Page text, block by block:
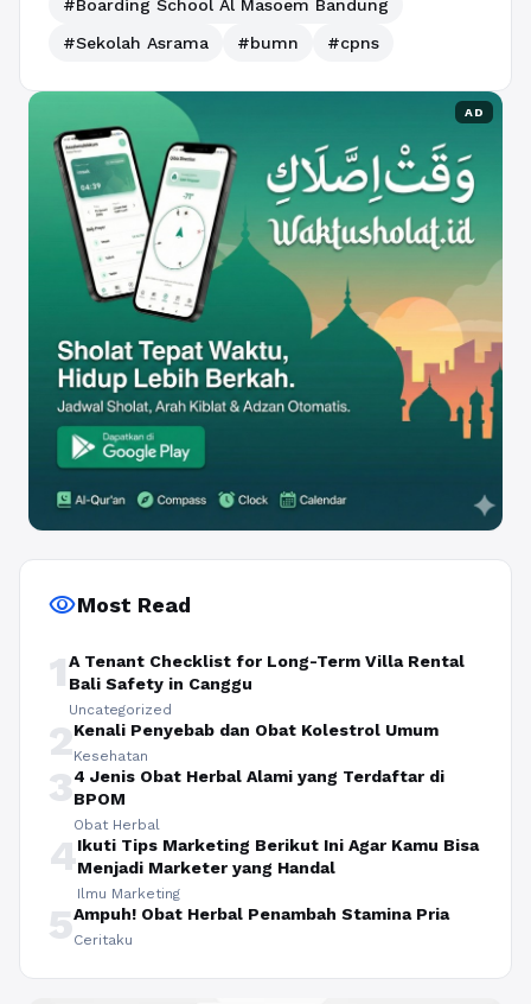
#Boarding School Al Masoem Bandung
#Sekolah Asrama
#bumn #cpns
AD
visibilityMost Read
1A Tenant Checklist for Long-Term Villa Rental
Bali Safety in Canggu
Uncategorized
2Kenali Penyebab dan Obat Kolestrol Umum
Kesehatan
34 Jenis Obat Herbal Alami yang Terdaftar di
BPOM
Obat Herbal
4Ikuti Tips Marketing Berikut Ini Agar Kamu Bisa
Menjadi Marketer yang Handal
Ilmu Marketing
5Ampuh! Obat Herbal Penambah Stamina Pria
Ceritaku